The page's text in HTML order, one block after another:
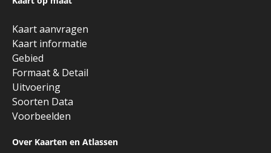
Kaart aanvragen
Kaart informatie
Gebied
Formaat & Detail
Uitvoering
Soorten Data
Voorbeelden
Over Kaarten en Atlassen